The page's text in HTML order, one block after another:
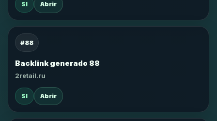
SI Abrir
#88
Backlink generado 88
2retail.ru
SI Abrir